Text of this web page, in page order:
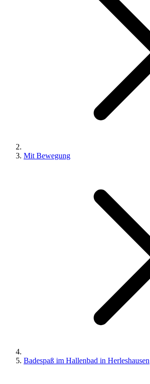
Mit Bewegung
Badespaß im Hallenbad in Herleshausen